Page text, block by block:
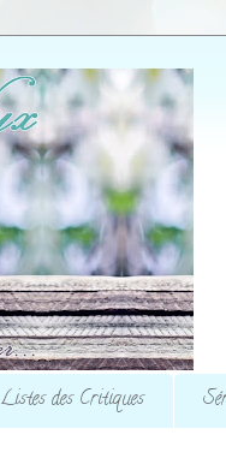
Listes des Critiques